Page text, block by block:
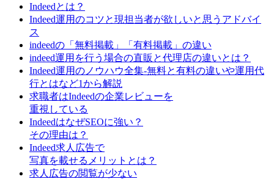
Indeedとは？
Indeed運用のコツと現担当者が欲しいと思うアドバイ
ス
indeedの「無料掲載」「有料掲載」の違い
indeed運用を行う場合の直販と代理店の違いとは？
Indeed運用のノウハウ全集-無料と有料の違いや運用代
行とはなど1から解説
求職者はIndeedの企業レビューを
重視している
IndeedはなぜSEOに強い？
その理由は？
Indeed求人広告で
写真を載せるメリットとは？
求人広告の閲覧が少ない